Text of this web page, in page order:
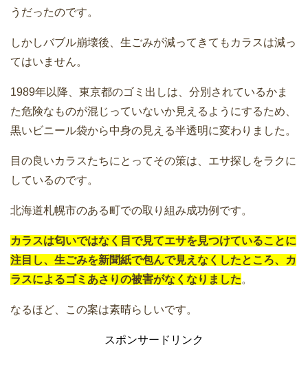
うだったのです。
しかしバブル崩壊後、生ごみが減ってきてもカラスは減っ
てはいません。
1989年以降、東京都のゴミ出しは、分別されているかま
た危険なものが混じっていないか見えるようにするため、
黒いビニール袋から中身の見える半透明に変わりました。
目の良いカラスたちにとってその策は、エサ探しをラクに
しているのです。
北海道札幌市のある町での取り組み成功例です。
カラスは匂いではなく目で見てエサを見つけていることに
注目し、生ごみを新聞紙で包んで見えなくしたところ、カ
ラスによるゴミあさりの被害がなくなりました。
なるほど、この案は素晴らしいです。
スポンサードリンク